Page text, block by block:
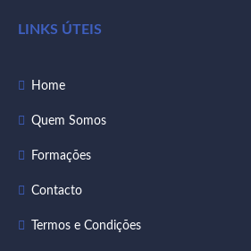
LINKS ÚTEIS
Home
Quem Somos
Formações
Contacto
Termos e Condições